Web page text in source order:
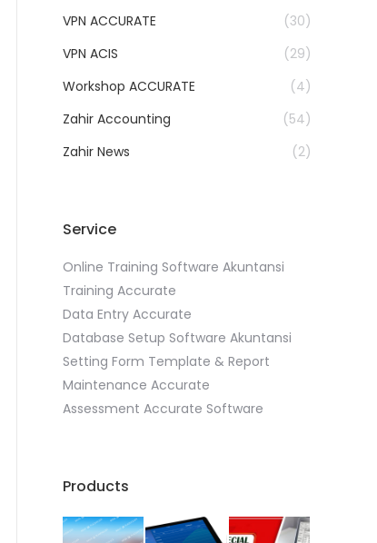
VPN ACCURATE
(30)
VPN ACIS
(29)
Workshop ACCURATE
(4)
Zahir Accounting
(54)
Zahir News
(2)
Service
Online Training Software Akuntansi
Training Accurate
Data Entry Accurate
Database Setup Software Akuntansi
Setting Form Template & Report
Maintenance Accurate
Assessment Accurate Software
Products